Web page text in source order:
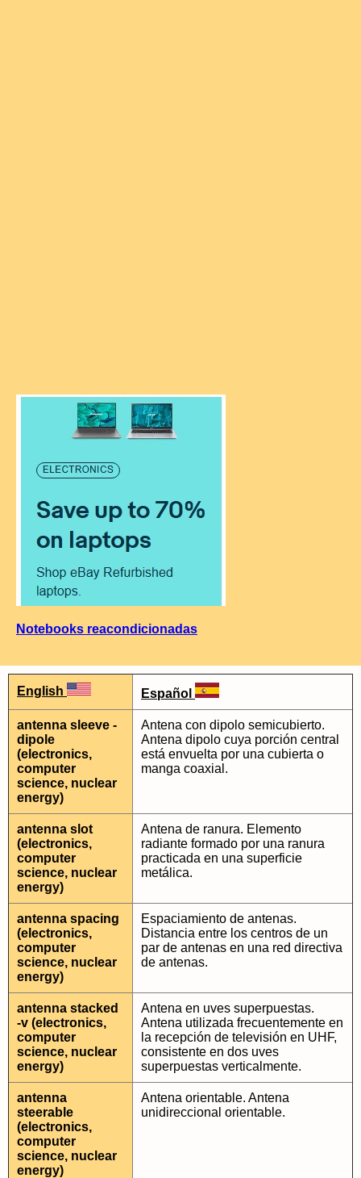
Notebooks reacondicionadas
English Español
antenna sleeve -
dipole
(electronics,
computer
science, nuclear
energy)
Antena con dipolo semicubierto.
Antena dipolo cuya porción central
está envuelta por una cubierta o
manga coaxial.
antenna slot
(electronics,
computer
science, nuclear
energy)
Antena de ranura. Elemento
radiante formado por una ranura
practicada en una superficie
metálica.
antenna spacing
(electronics,
computer
science, nuclear
energy)
Espaciamiento de antenas.
Distancia entre los centros de un
par de antenas en una red directiva
de antenas.
antenna stacked
-v (electronics,
computer
science, nuclear
energy)
Antena en uves superpuestas.
Antena utilizada frecuentemente en
la recepción de televisión en UHF,
consistente en dos uves
superpuestas verticalmente.
antenna
steerable
(electronics,
computer
science, nuclear
energy)
Antena orientable. Antena
unidireccional orientable.